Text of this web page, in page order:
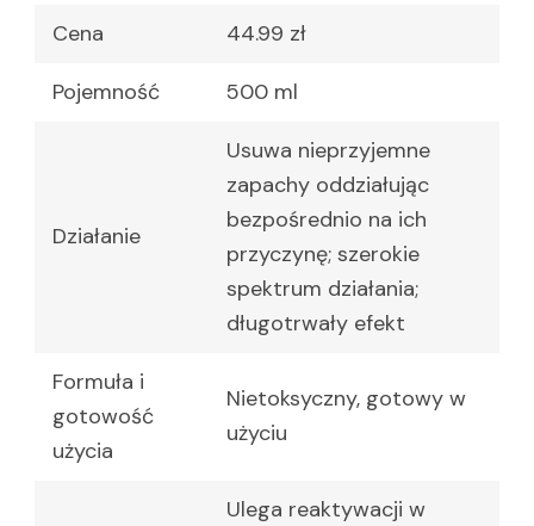
Cena 44.99 zł
Pojemność 500 ml
Działanie
Usuwa nieprzyjemne
zapachy oddziałując
bezpośrednio na ich
przyczynę; szerokie
spektrum działania;
długotrwały efekt
Formuła i
gotowość
użycia
Nietoksyczny, gotowy w
użyciu
Ulega reaktywacji w